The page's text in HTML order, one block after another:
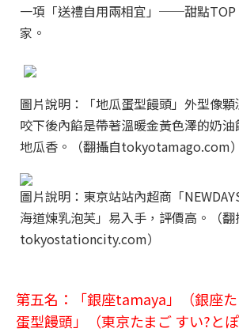
一項「送禮自用兩相宜」──甜點TOP
家。
圖片說明：「地瓜蛋型饅頭」外型像顆
咬下後內餡是帶著溫暖金黃色澤的奶
地瓜香。（翻攝自tokyotamago.com）
圖片說明：東京站站內超商「
海道煉乳泡芙」易入手，評價高。（翻
tokyostationcity.com）
第五名：「銀座tamaya」（銀座
蛋型饅頭」（東京たまご すい?と